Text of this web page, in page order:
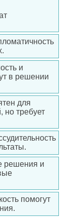
и
в решении
для
но требует
решения и
помогут